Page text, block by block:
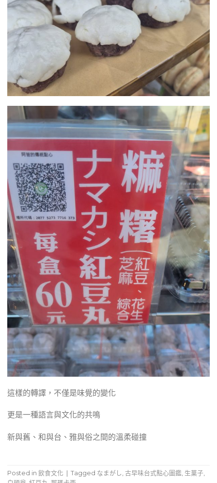
這樣的轉譯，不僅是味覺的變化
更是一種語言與文化的共鳴
新與舊、和與台、雅與俗之間的溫柔碰撞
Posted in 飲食文化 Tagged なまがし , 古早味台式點心圖鑑, 生菓子,